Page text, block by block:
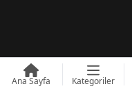
Ana Sayfa Kategoriler